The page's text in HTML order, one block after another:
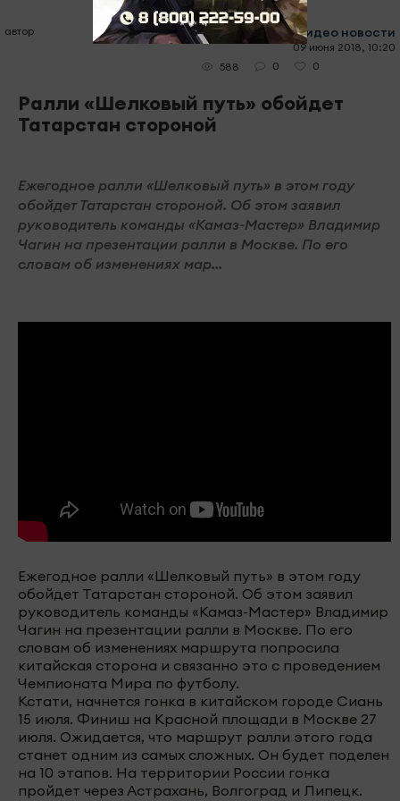
автор #видео новости
09 июня 2018, 10:20
588
0 0
Ралли «Шелковый путь» обойдет
Татарстан стороной
Ежегодное ралли «Шелковый путь» в этом году
обойдет Татарстан стороной. Об этом заявил
руководитель команды «Камаз-Мастер» Владимир
Чагин на презентации ралли в Москве. По его
словам об изменениях мар...
Ежегодное ралли «Шелковый путь» в этом году
обойдет Татарстан стороной. Об этом заявил
руководитель команды «Камаз-Мастер» Владимир
Чагин на презентации ралли в Москве. По его
словам об изменениях маршрута попросила
китайская сторона и связанно это с проведением
Чемпионата Мира по футболу.
Кстати, начнется гонка в китайском городе Сиань
15 июля. Финиш на Красной площади в Москве 27
июля. Ожидается, что маршрут ралли этого года
станет одним из самых сложных. Он будет поделен
на 10 этапов. На территории России гонка
пройдет через Астрахань, Волгоград и Липецк.